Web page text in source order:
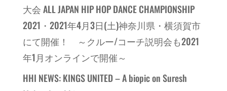
大会 ALL JAPAN HIP HOP DANCE CHAMPIONSHIP
2021・2021年4月3日(土)神奈川県・横須賀市
にて開催！ ～クルー/コーチ説明会も2021
年1月オンラインで開催～
HHI NEWS: KINGS UNITED – A biopic on Suresh